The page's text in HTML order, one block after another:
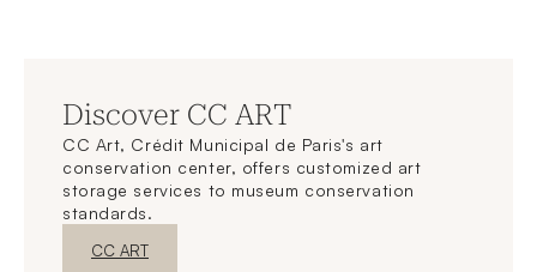
Discover CC ART
CC Art, Crédit Municipal de Paris's art
conservation center, offers customized art
storage services to museum conservation
standards.
New WindowDiscover
CC ART